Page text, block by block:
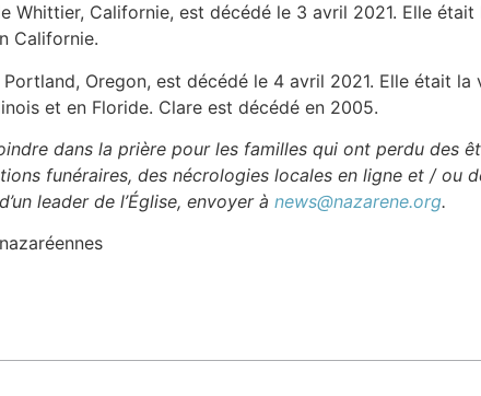
Whittier, Californie, est décédé le 3 avril 2021. Elle
Californie.
Portland, Oregon, est décédé le 4 avril 2021. Elle était
et en Floride. Clare est décédé en 2005.
dans la prière pour les familles qui ont perdu des
funéraires, des nécrologies locales en ligne et / ou
leader de l’Église, envoyer à news@nazarene.org.